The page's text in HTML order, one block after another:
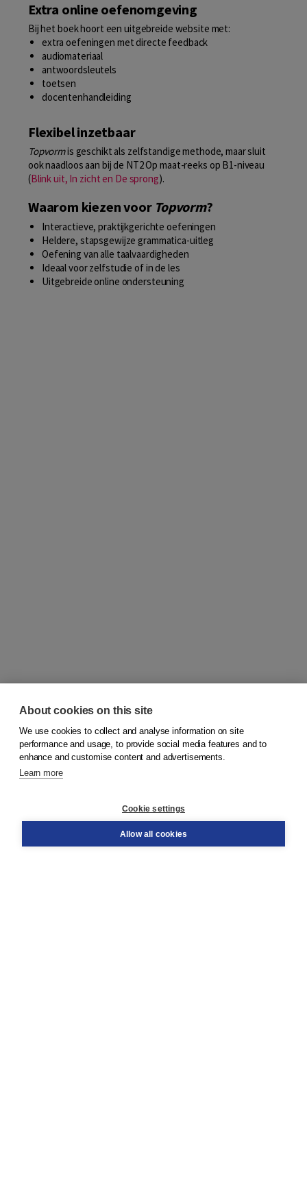
Extra online oefenomgeving
Bij het boek hoort een uitgebreide website met:
extra oefeningen met directe feedback
audiomateriaal
antwoordsleutels
toetsen
docentenhandleiding
Flexibel inzetbaar
Topvormis geschikt als zelfstandige methode, maar sluit
ook naadloos aan bij de NT2 Op maat-reeks op B1-niveau
(Blink uit, In zicht en De sprong).
Waarom kiezen voor Topvorm?
Interactieve, praktijkgerichte oefeningen
Heldere, stapsgewijze grammatica-uitleg
Oefening van alle taalvaardigheden
Ideaal voor zelfstudie of in de les
Uitgebreide online ondersteuning
© 2026Koninklijke Boom uitgevers
Order
About cookies on this site
We use cookies to collect and analyse information on site
performance and usage, to provide social media features and to
enhance and customise content and advertisements.
Learn more
Cookie settings
Allow all cookies